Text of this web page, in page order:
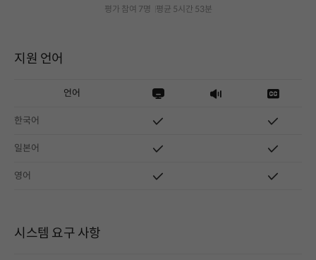
평가 참여 7명 평균 5시간 53분
지원 언어
언어
한국어
일본어
영어
시스템 요구 사항